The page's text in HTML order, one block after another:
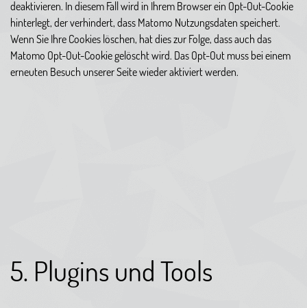
deaktivieren. In diesem Fall wird in Ihrem Browser ein Opt-Out-Cookie
hinterlegt, der verhindert, dass Matomo Nutzungsdaten speichert.
Wenn Sie Ihre Cookies löschen, hat dies zur Folge, dass auch das
Matomo Opt-Out-Cookie gelöscht wird. Das Opt-Out muss bei einem
erneuten Besuch unserer Seite wieder aktiviert werden.
5. Plugins und Tools